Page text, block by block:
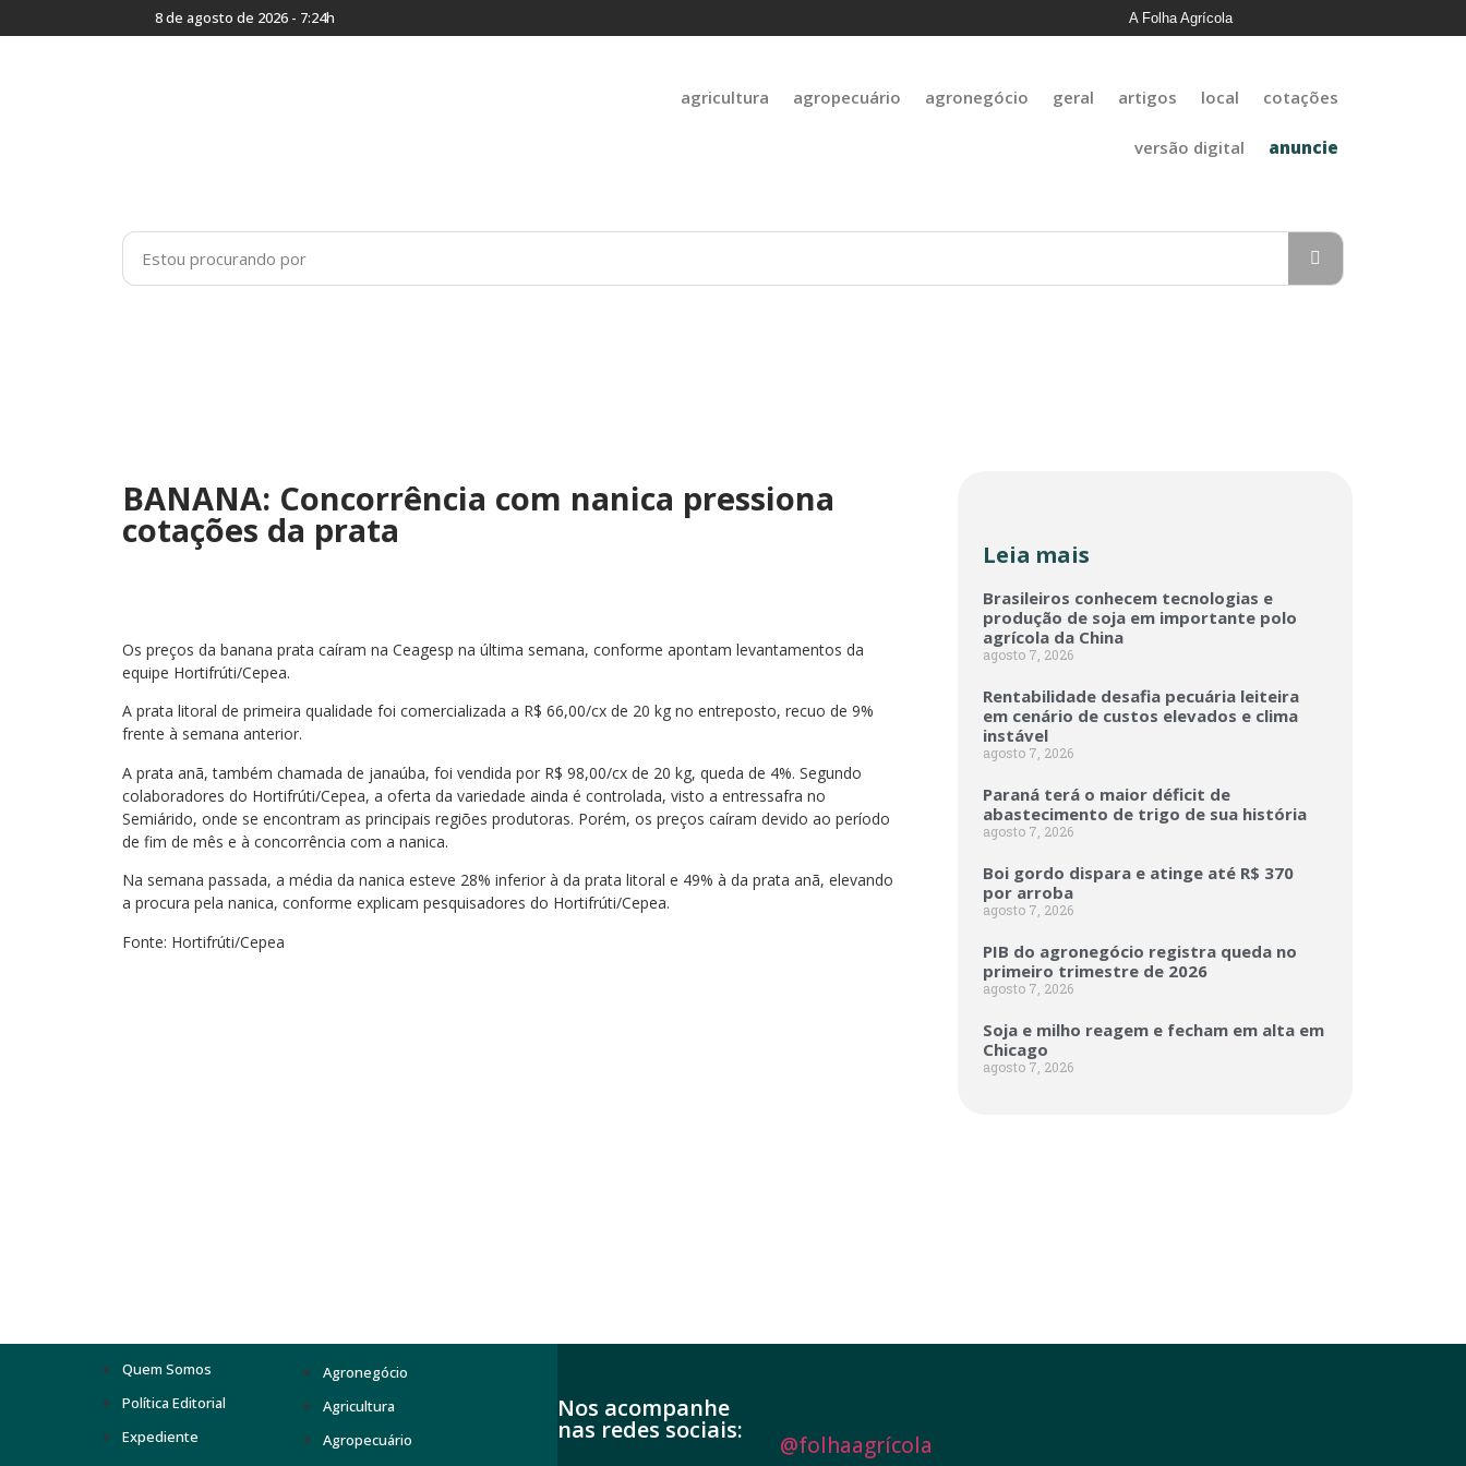
8 de agosto de 2026 - 7:24h A Folha Agrícola
agricultura agropecuário agronegócio geral artigos local cotações
versão digital anuncie
BANANA: Concorrência com nanica pressiona
cotações da prata
Os preços da banana prata caíram na Ceagesp na última semana, conforme apontam levantamentos da
equipe Hortifrúti/Cepea.
A prata litoral de primeira qualidade foi comercializada a R$ 66,00/cx de 20 kg no entreposto, recuo de 9%
frente à semana anterior.
A prata anã, também chamada de janaúba, foi vendida por R$ 98,00/cx de 20 kg, queda de 4%. Segundo
colaboradores do Hortifrúti/Cepea, a oferta da variedade ainda é controlada, visto a entressafra no
Semiárido, onde se encontram as principais regiões produtoras. Porém, os preços caíram devido ao período
de fim de mês e à concorrência com a nanica.
Na semana passada, a média da nanica esteve 28% inferior à da prata litoral e 49% à da prata anã, elevando
a procura pela nanica, conforme explicam pesquisadores do Hortifrúti/Cepea.
Fonte: Hortifrúti/Cepea
Leia mais
Brasileiros conhecem tecnologias e
produção de soja em importante polo
agrícola da China
agosto 7, 2026
Rentabilidade desafia pecuária leiteira
em cenário de custos elevados e clima
instável
agosto 7, 2026
Paraná terá o maior déficit de
abastecimento de trigo de sua história
agosto 7, 2026
Boi gordo dispara e atinge até R$ 370
por arroba
agosto 7, 2026
PIB do agronegócio registra queda no
primeiro trimestre de 2026
agosto 7, 2026
Soja e milho reagem e fecham em alta em
Chicago
agosto 7, 2026
Quem Somos
Política Editorial
Expediente
Agronegócio
Agricultura
Agropecuário
Nos acompanhe
nas redes sociais:
@folhaagrícola